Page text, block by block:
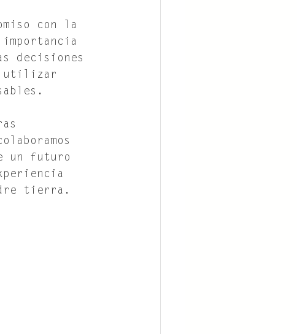
con la
decisiones
utilizar
un futuro
tierra.